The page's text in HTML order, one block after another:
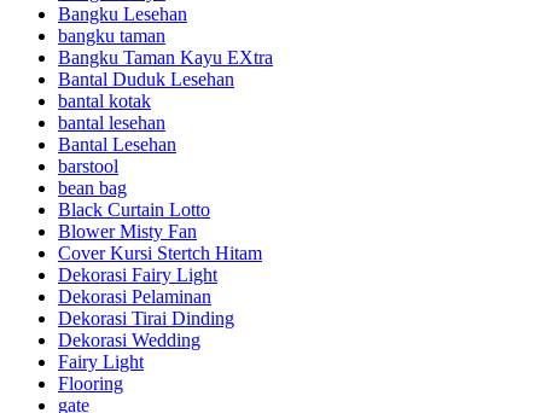
Bangku Lesehan
bangku taman
Bangku Taman Kayu EXtra
Bantal Duduk Lesehan
bantal kotak
bantal lesehan
Bantal Lesehan
barstool
bean bag
Black Curtain Lotto
Blower Misty Fan
Cover Kursi Stertch Hitam
Dekorasi Fairy Light
Dekorasi Pelaminan
Dekorasi Tirai Dinding
Dekorasi Wedding
Fairy Light
Flooring
gate